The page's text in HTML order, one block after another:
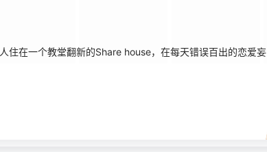
在一个教堂翻新的Share house，在每天错误百出的恋爱妄